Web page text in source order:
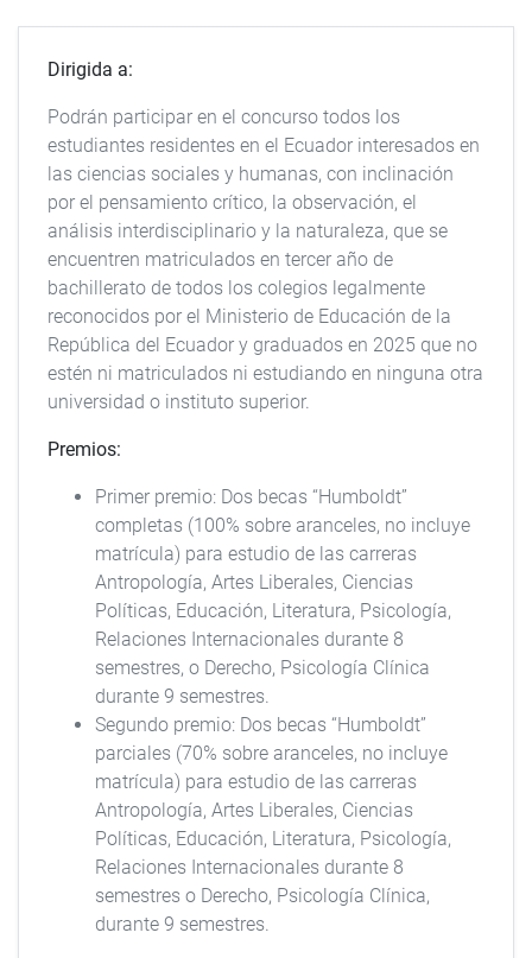
Dirigida a:
Podrán participar en el concurso todos los
estudiantes residentes en el Ecuador interesados en
las ciencias sociales y humanas, con inclinación
por el pensamiento crítico, la observación, el
análisis interdisciplinario y la naturaleza, que se
encuentren matriculados en tercer año de
bachillerato de todos los colegios legalmente
reconocidos por el Ministerio de Educación de la
República del Ecuador y graduados en 2025 que no
estén ni matriculados ni estudiando en ninguna otra
universidad o instituto superior.
Premios:
Primer premio: Dos becas “Humboldt”
completas (100% sobre aranceles, no incluye
matrícula) para estudio de las carreras
Antropología, Artes Liberales, Ciencias
Políticas, Educación, Literatura, Psicología,
Relaciones Internacionales durante 8
semestres, o Derecho, Psicología Clínica
durante 9 semestres.
Segundo premio: Dos becas “Humboldt”
parciales (70% sobre aranceles, no incluye
matrícula) para estudio de las carreras
Antropología, Artes Liberales, Ciencias
Políticas, Educación, Literatura, Psicología,
Relaciones Internacionales durante 8
semestres o Derecho, Psicología Clínica,
durante 9 semestres.